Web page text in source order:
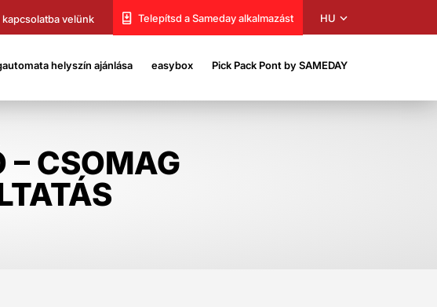
kapcsolatba velünk Telepítsd a Sameday alkalmazást HU
helyszín ajánlása easybox Pick Pack Pont by SAMEDAY
– CSOMAG